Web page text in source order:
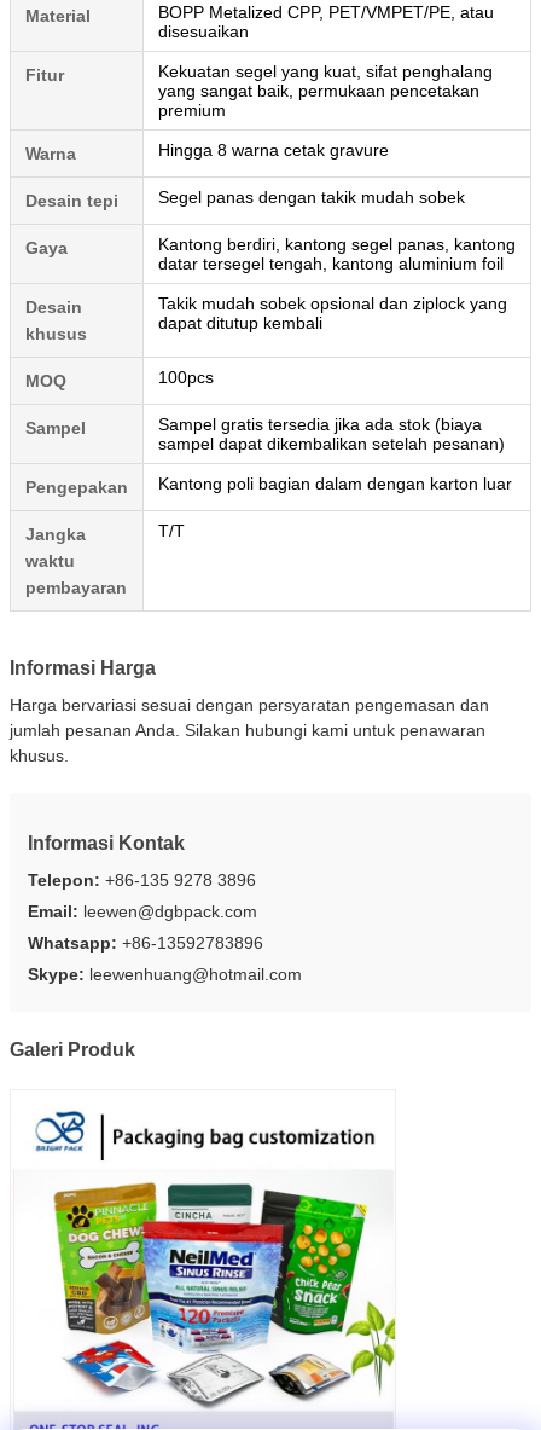
Material
BOPP Metalized CPP, PET/VMPET/PE, atau
disesuaikan
Fitur
Kekuatan segel yang kuat, sifat penghalang
yang sangat baik, permukaan pencetakan
premium
Warna Hingga 8 warna cetak gravure
Desain tepi Segel panas dengan takik mudah sobek
Gaya
Kantong berdiri, kantong segel panas, kantong
datar tersegel tengah, kantong aluminium foil
Desain
khusus
Takik mudah sobek opsional dan ziplock yang
dapat ditutup kembali
MOQ 100pcs
Sampel
Sampel gratis tersedia jika ada stok (biaya
sampel dapat dikembalikan setelah pesanan)
Pengepakan Kantong poli bagian dalam dengan karton luar
Jangka
waktu
pembayaran
T/T
Informasi Harga
Harga bervariasi sesuai dengan persyaratan pengemasan dan
jumlah pesanan Anda. Silakan hubungi kami untuk penawaran
khusus.
Informasi Kontak
Telepon: +86-135 9278 3896
Email: leewen@dgbpack.com
Whatsapp: +86-13592783896
Skype: leewenhuang@hotmail.com
Galeri Produk